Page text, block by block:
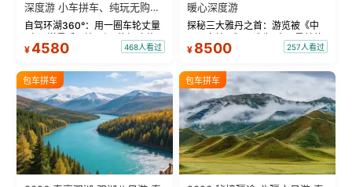
深度游 小车拼车、纯玩无购
物！
自驾环湖360°：用一圈车轮丈量
“大西洋最后一滴眼泪”的极致蔚
蓝。 赛湖旅拍：甄选多款风格服
绝美瞬间。 赛湖坦克300跟车视
频：专业摄影师...
¥4580 468人看过
暖心深度游
探秘三大雅丹之首：游览被《中
国国家地理》评选为“中国最美的
三大雅丹”第一名的克拉玛依魔鬼
瓦人最大村落——禾木村，欣赏
晨雾与小木...
¥ 8500 257人看过
包车拼车 包车拼车